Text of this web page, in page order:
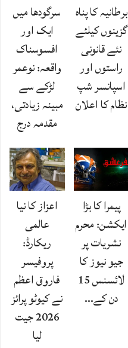
برطانیہ کا پناہ
گزینوں کیلئے
نئے قانونی
راستوں اور
اسپانسر شپ
نظام کا اعلان
سرگودھا میں
ایک اور
افسوسناک
واقعہ: نوعمر
لڑکے سے
مبینہ زیادتی،
مقدمہ درج
پیمرا کا بڑا
ایکشن: محرم
نشریات پر
جیو نیوز کا
لائسنس 15
دن کے…
اعزاز کا نیا
عالمی
ریکارڈ:
پروفیسر
فاروق اعظم
نے کیوٹو پرائز
2026 جیت
لیا